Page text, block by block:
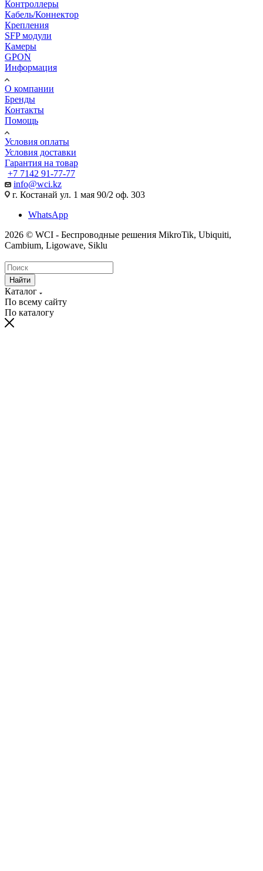
Контроллеры
Кабель/Коннектор
Крепления
SFP модули
Камеры
GPON
Информация
О компании
Бренды
Контакты
Помощь
Условия оплаты
Условия доставки
Гарантия на товар
+7 7142 91-77-77
info@wci.kz
г. Костанай ул. 1 мая 90/2 оф. 303
WhatsApp
2026 © WCI - Беспроводные решения MikroTik, Ubiquiti,
Cambium, Ligowave, Siklu
Найти
Каталог
По всему сайту
По каталогу